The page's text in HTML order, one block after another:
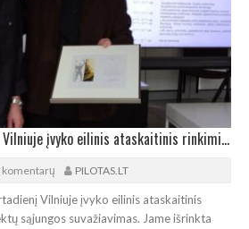
LAS IŠRINKO VADOVYBĘ: Vilniuje įvyko eilinis ataskaitinis rinkiminis suvažiavimas
komentarų PILOTAS.LT
Vilniuje įvyko eilinis ataskaitinis
sąjungos suvažiavimas. Jame išrinkta